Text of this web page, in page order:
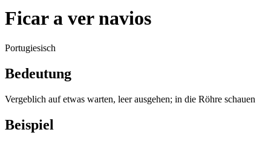
Ficar a ver navios
Portugiesisch
Bedeutung
Vergeblich auf etwas warten, leer ausgehen; in die Röhre schauen
Beispiel